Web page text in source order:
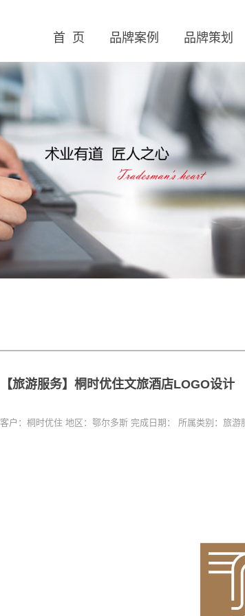
首 页 品牌案例 品牌策划
【旅游服务】桐时优住文旅酒店LOGO设计
客户：桐时优住 地区：鄂尔多斯完成日期： 所属类别：旅游